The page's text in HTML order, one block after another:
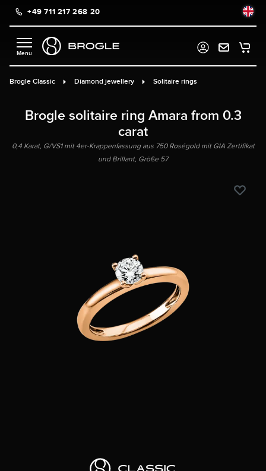
content+49 711 217 268 20
Brogle Classic Diamond jewellery Solitaire rings
Brogle solitaire ring Amara from 0.3
carat
0,4 Karat, G/VS1 mit 4er-Krappenfassung aus 750 Roségold mit GIA Zertifikat
und Brillant, Größe 57